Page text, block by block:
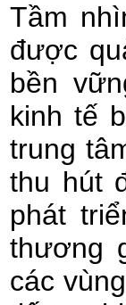
Tầm
được
bền
kinh tế
trung
thu hút
phát
thương
các